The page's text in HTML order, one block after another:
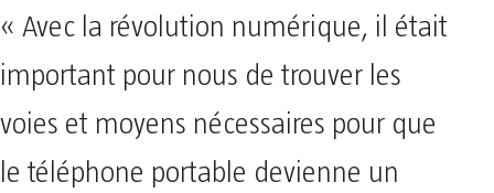
« Avec la révolution numérique, il était
important pour nous de trouver les
voies et moyens nécessaires pour que
le téléphone portable devienne un